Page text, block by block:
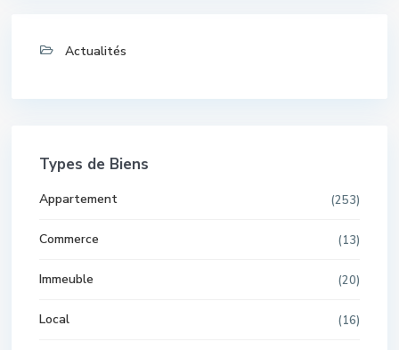
Actualités
Types de Biens
Appartement (253)
Commerce (13)
Immeuble (20)
Local (16)